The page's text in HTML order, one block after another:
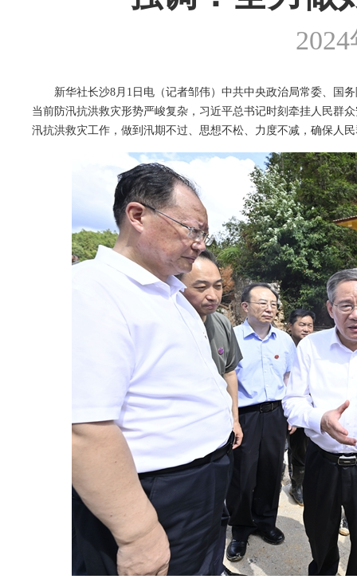
新华社长沙8月1日电（记者邹伟）中共中央政治局常委、国
当前防汛抗洪救灾形势严峻复杂，习近平总书记时刻牵挂人民群
汛抗洪救灾工作，做到汛期不过、思想不松、力度不减，确保人